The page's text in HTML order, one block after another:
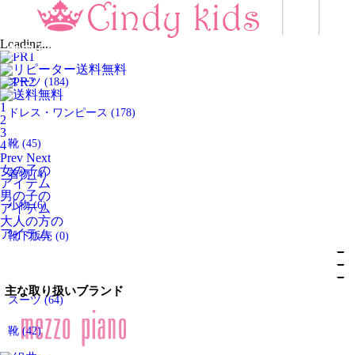
すべてのアイテム
女の子のアイテム
スーツ (184)
ドレス・ワンピース (178)
靴 (45)
着物(4)
小物(6)
靴下販売 (0)
スーツ (64)
靴 (42)
Loading...
1
2
3
4
Prev Next
女の子の
アイテム
男の子の
アイテム
大人の方の
アイテム
主な取り扱いブランド